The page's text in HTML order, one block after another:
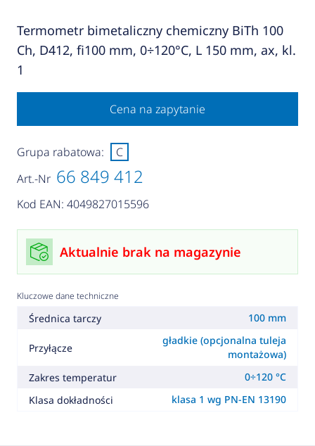
Termometr bimetaliczny chemiczny BiTh 100
Ch, D412, fi100 mm, 0÷120°C, L 150 mm, ax, kl.
1
Cena na zapytanie
Art.-Nr 66 849 412
Kod EAN: 4049827015596
Grupa rabatowa: C
Aktualnie brak na magazynie
Kluczowe dane techniczne
Średnica tarczy 100 mm
Przyłącze
gładkie (opcjonalna tuleja
montażowa)
Zakres temperatur
0÷120 °C
Klasa dokładności
klasa 1 wg PN-EN 13190